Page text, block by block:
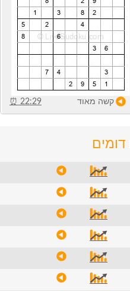
קשה מאוד 22:29
⏰
דומים